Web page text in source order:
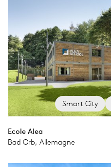
Smart City
Ecole Alea
Bad Orb, Allemagne